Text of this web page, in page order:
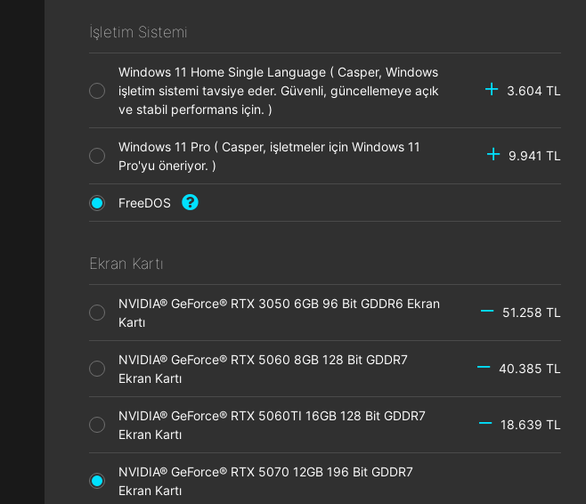
İşletim Sistemi
Windows 11 Home Single Language ( Casper, Windows
işletim sistemi tavsiye eder. Güvenli, güncellemeye açık
ve stabil performans için. )
3.604 TL
Windows 11 Pro ( Casper, işletmeler için Windows 11
Pro'yu öneriyor. )
9.941 TL
FreeDOS
Ekran Kartı
NVIDIA® GeForce® RTX 3050 6GB 96 Bit GDDR6 Ekran
Kartı
51.258 TL
NVIDIA® GeForce® RTX 5060 8GB 128 Bit GDDR7
Ekran Kartı
40.385 TL
NVIDIA® GeForce® RTX 5060TI 16GB 128 Bit GDDR7
Ekran Kartı
18.639 TL
NVIDIA® GeForce® RTX 5070 12GB 196 Bit GDDR7
Ekran Kartı